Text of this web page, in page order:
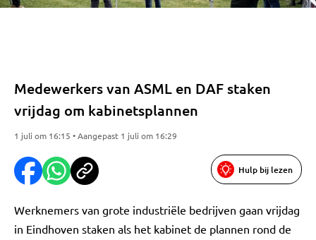
Medewerkers van ASML en DAF staken
vrijdag om kabinetsplannen
1 juli om 16:15 • Aangepast 1 juli om 16:29
Hulp bij lezen
Werknemers van grote industriële bedrijven gaan vrijdag
in Eindhoven staken als het kabinet de plannen rond de